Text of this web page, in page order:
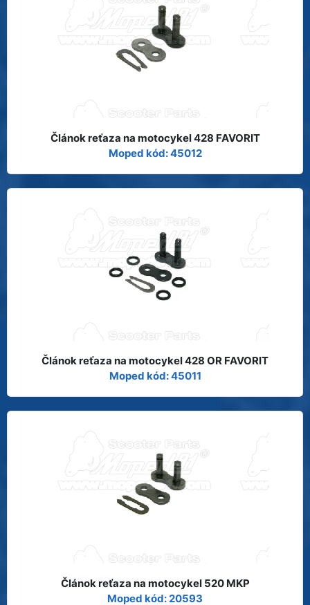
Článok reťaza na motocykel 428 FAVORIT
Moped kód: 45012
Článok reťaza na motocykel 428 OR FAVORIT
Moped kód: 45011
Článok reťaza na motocykel 520 MKP
Moped kód: 20593